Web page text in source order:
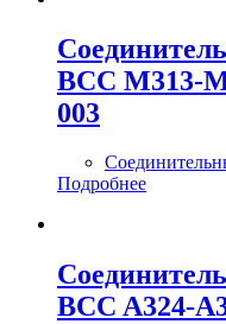
BCC M313-
003
Подробнее
BCC A324-